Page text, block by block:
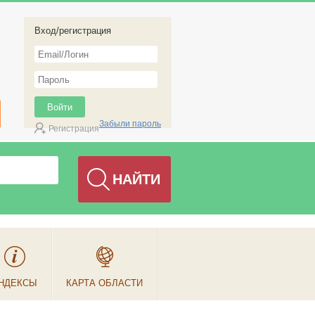
Вход/регистрация
РегистрацияЗабыли пароль
КАРТА ОБЛАСТИ